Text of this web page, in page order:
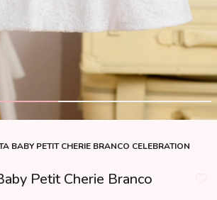
BABY PETIT CHERIE BRANCO CELEBRATION
Petit Cherie Branco